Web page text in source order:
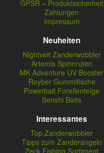
GPSR – Produktsicherheit
Zahlungen
Impressum
Neuheiten
Nightveit Zanderwobbler
Artemis Spinnruten
MK Adventure UV Booster
Royber Gummifische
Powerbait Forellenteige
Senshi Baits
Interessantes
Top Zanderwobbler
Tipps zum Zanderangeln
Zeck Fishing Sortiment